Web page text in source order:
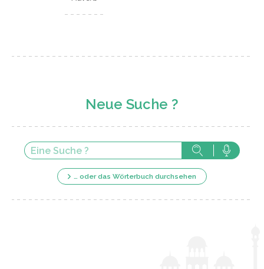
Neue Suche ?
… oder das Wörterbuch durchsehen